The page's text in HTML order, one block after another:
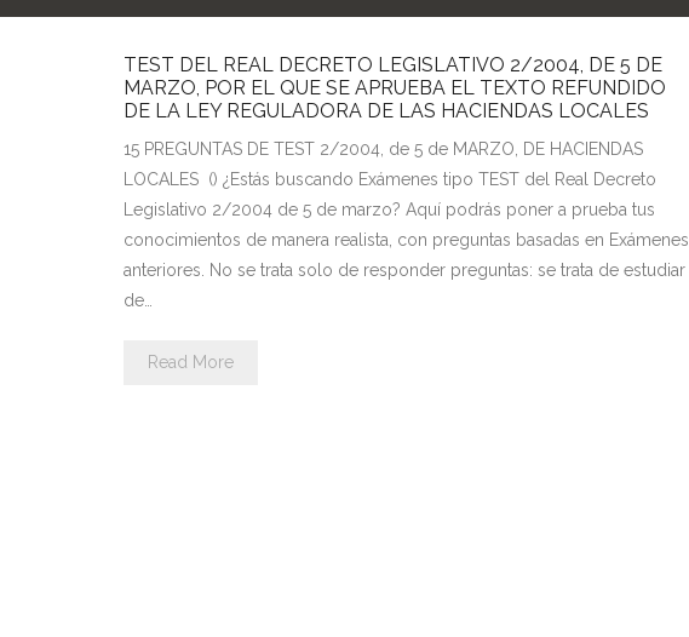
TEST DEL REAL DECRETO LEGISLATIVO 2/2004, DE 5 DE
MARZO, POR EL QUE SE APRUEBA EL TEXTO REFUNDIDO
DE LA LEY REGULADORA DE LAS HACIENDAS LOCALES
15 PREGUNTAS DE TEST 2/2004, de 5 de MARZO, DE HACIENDAS
LOCALES () ¿Estás buscando Exámenes tipo TEST del Real Decreto
Legislativo 2/2004 de 5 de marzo? Aquí podrás poner a prueba tus
conocimientos de manera realista, con preguntas basadas en Exámenes
anteriores. No se trata solo de responder preguntas: se trata de estudiar
de…
Read More